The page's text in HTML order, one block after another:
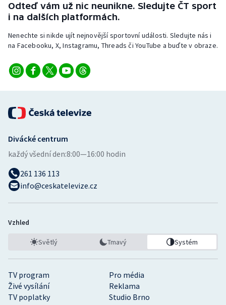
Odteď vám už nic neunikne. Sledujte ČT sport
i na dalších platformách.
Nenechte si nikde ujít nejnovější sportovní události. Sledujte nás i
na Facebooku, X, Instagramu, Threads či YouTube a buďte v obraze.
TV program
Pro média
Živé vysílání
Reklama
TV poplatky
Studio Brno
Divácké centrum
každý všední den:8:00—16:00 hodin
261 136 113
info@ceskatelevize.cz
Vzhled
Světlý Tmavý Systém